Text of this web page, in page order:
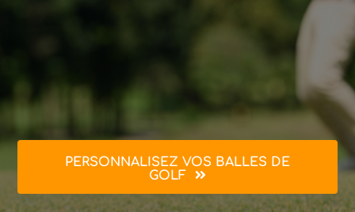
PERSONNALISEZ VOS BALLES DE
GOLF